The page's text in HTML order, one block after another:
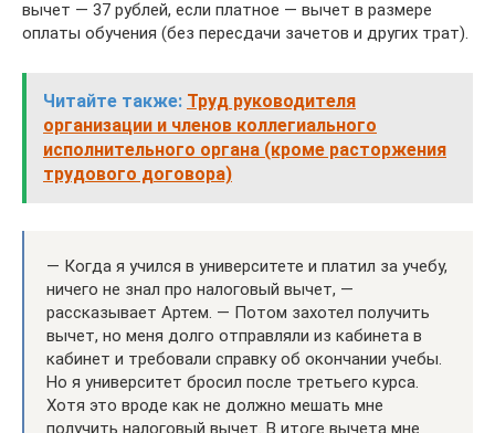
вычет — 37 рублей, если платное — вычет в размере
оплаты обучения (без пересдачи зачетов и других трат).
Читайте также: Труд руководителя
организации и членов коллегиального
исполнительного органа (кроме расторжения
трудового договора)
— Когда я учился в университете и платил за учебу,
ничего не знал про налоговый вычет, —
рассказывает Артем. — Потом захотел получить
вычет, но меня долго отправляли из кабинета в
кабинет и требовали справку об окончании учебы.
Но я университет бросил после третьего курса.
Хотя это вроде как не должно мешать мне
получить налоговый вычет. В итоге вычета мне